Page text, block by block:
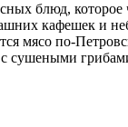
блюд, которое
кафешек и
мясо по-
с сушеными